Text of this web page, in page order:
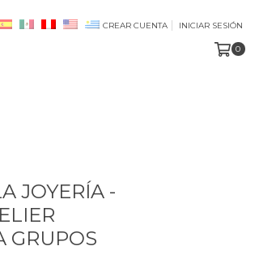
CREAR CUENTA INICIAR SESIÓN
0
JOYERÍA -
GRUPOS